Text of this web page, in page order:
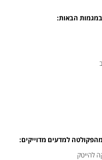
הבאות:
למדעים מדוייקים:
להייטק